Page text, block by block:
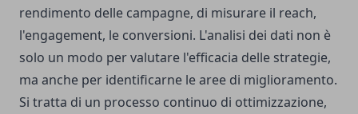
rendimento delle campagne, di misurare il reach,
l'engagement, le conversioni. L'analisi dei dati non è
solo un modo per valutare l'efficacia delle strategie,
ma anche per identificarne le aree di miglioramento.
Si tratta di un processo continuo di ottimizzazione,